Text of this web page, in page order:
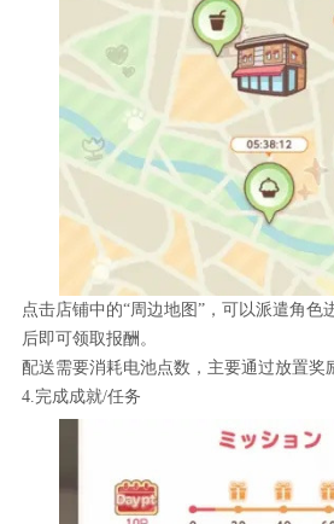
点击店铺中的“周边地图”，可以派遣角色
后即可领取报酬。
配送需要消耗电池点数，主要通过放置奖
4.完成成就/任务